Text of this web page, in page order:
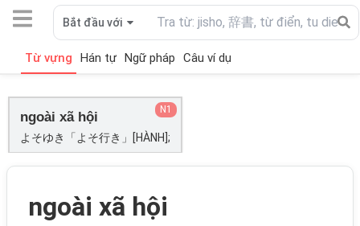
Bắt đầu với
Từ vựng Hán tự Ngữ pháp Câu ví dụ
ngoài xã hội
よそゆき「よそ行き」[HÀNH];
N1
ngoài xã hội